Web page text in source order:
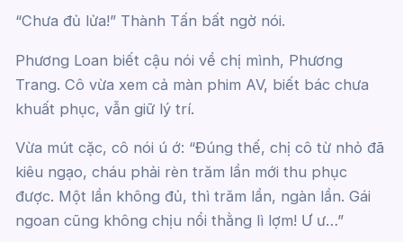
“Chưa đủ lửa!” Thành Tấn bất ngờ nói.
Phương Loan biết cậu nói về chị mình, Phương
Trang. Cô vừa xem cả màn phim AV, biết bác chưa
khuất phục, vẫn giữ lý trí.
Vừa mút cặc, cô nói ú ớ: “Đúng thế, chị cô từ nhỏ đã
kiêu ngạo, cháu phải rèn trăm lần mới thu phục
được. Một lần không đủ, thì trăm lần, ngàn lần. Gái
ngoan cũng không chịu nổi thằng lì lợm! Ư ư…”